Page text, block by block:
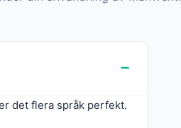
det flera språk perfekt.